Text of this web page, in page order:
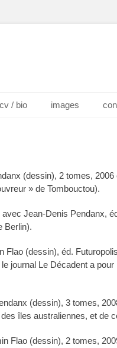
cv / bio images
(dessin), 2 tomes,
» de Tombouctou).
Jean-Denis Pendanx,
Berlin).
Flao (dessin), éd.
journal Le Décadent a
(dessin), 3 tomes,
îles australiennes, et de
Flao (dessin), 2 tomes,